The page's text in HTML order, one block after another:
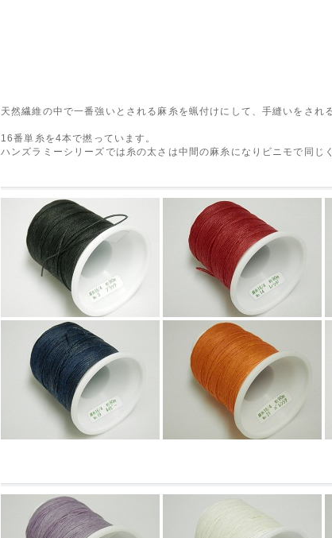
天然繊維の中で一番強いとされる麻糸を蝋付けにして、手縫いをされ
16番単糸を4本で撚っています。
ハンズラミーシリーズでは糸の太さは中間の麻糸になりビニモで同